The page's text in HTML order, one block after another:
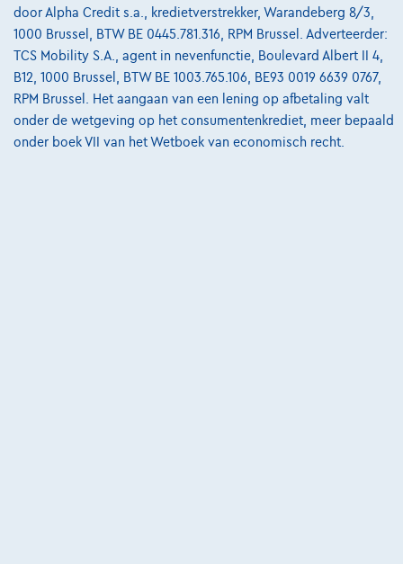
maandaflossing van€5.731,66
Ontdek het volledige cijfervoorbeeld
6182 Souvret, Ets Pater et Cie SA
Bekijk wagen
door Alpha Credit s.a., kredietverstrekker, Warandeberg 8/3,
1000 Brussel, BTW BE 0445.781.316, RPM Brussel. Adverteerder:
TCS Mobility S.A., agent in nevenfunctie, Boulevard Albert II 4,
B12, 1000 Brussel, BTW BE 1003.765.106, BE93 0019 6639 0767,
RPM Brussel. Het aangaan van een lening op afbetaling valt
onder de wetgeving op het consumentenkrediet, meer bepaald
onder boek VII van het Wetboek van economisch recht.